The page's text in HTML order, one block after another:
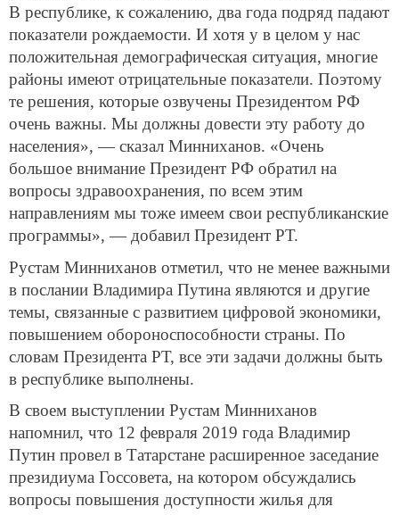
В республике, к сожалению, два года подряд падают
показатели рождаемости. И хотя у в целом у нас
положительная демографическая ситуация, многие
районы имеют отрицательные показатели. Поэтому
те решения, которые озвучены Президентом РФ
очень важны. Мы должны довести эту работу до
населения», — сказал Минниханов. «Очень
большое внимание Президент РФ обратил на
вопросы здравоохранения, по всем этим
направлениям мы тоже имеем свои республиканские
программы», — добавил Президент РТ.
Рустам Минниханов отметил, что не менее важными
в послании Владимира Путина являются и другие
темы, связанные с развитием цифровой экономики,
повышением обороноспособности страны. По
словам Президента РТ, все эти задачи должны быть
в республике выполнены.
В своем выступлении Рустам Минниханов
напомнил, что 12 февраля 2019 года Владимир
Путин провел в Татарстане расширенное заседание
президиума Госсовета, на котором обсуждались
вопросы повышения доступности жилья для